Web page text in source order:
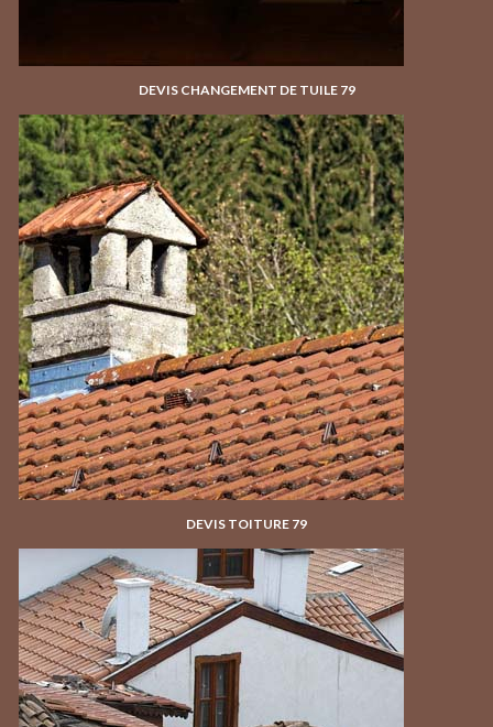
DEVIS CHANGEMENT DE TUILE 79
DEVIS TOITURE 79